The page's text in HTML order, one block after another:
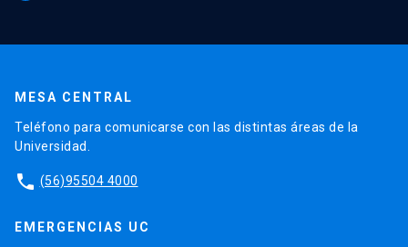
MESA CENTRAL
Teléfono para comunicarse con las distintas áreas de la
Universidad.
phone (56)95504 4000
EMERGENCIAS UC